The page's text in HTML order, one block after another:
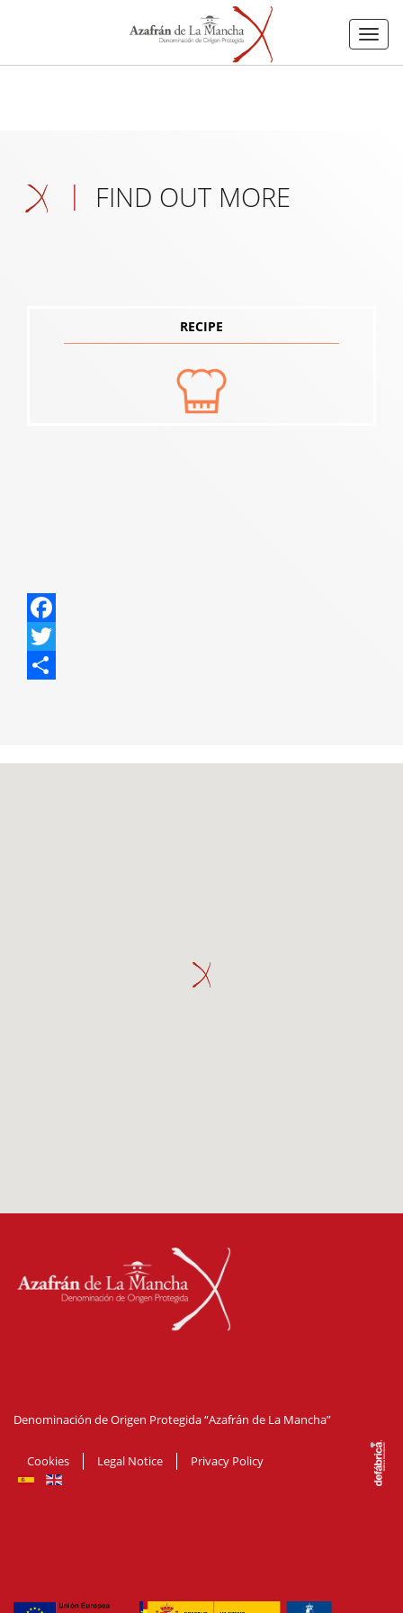
Menu
FIND OUT MORE
RECIPE
Facebook
Twitter
Denominación de Origen Protegida “Azafrán de La Mancha”
Cookies Legal Notice Privacy Policy